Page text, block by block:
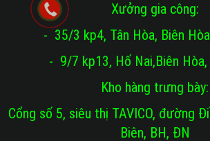
Xưởng gia công:
- 35/3 kp4, Tân Hòa, Biên
- 9/7 kp13, Hố Nai,Biên
Kho hàng trưng bày:
Cổng số 5, siêu thị TAVICO, đường
Biên, BH, ĐN